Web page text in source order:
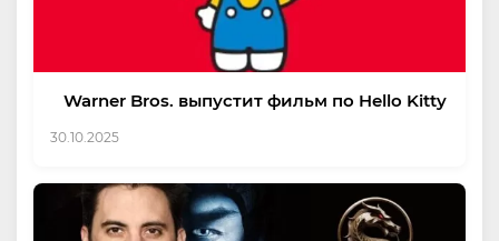
Warner Bros. выпустит фильм по Hello Kitty
30.10.2025